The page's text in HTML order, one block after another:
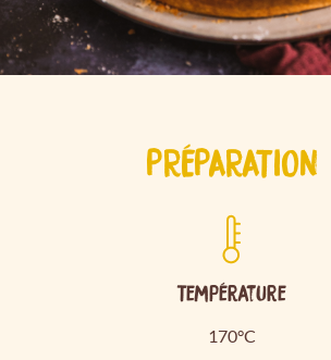
PRÉPARATION
Température
170°C